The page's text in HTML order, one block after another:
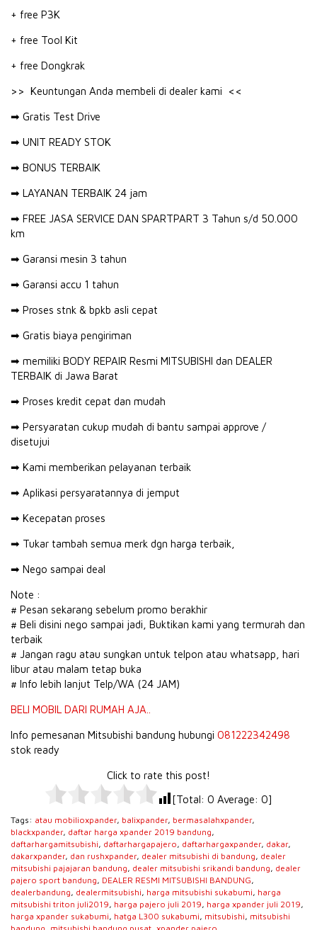
+ free P3K
+ free Tool Kit
+ free Dongkrak
>> Keuntungan Anda membeli di dealer kami <<
➡ Gratis Test Drive
➡ UNIT READY STOK
➡ BONUS TERBAIK
➡ LAYANAN TERBAIK 24 jam
➡ FREE JASA SERVICE DAN SPARTPART 3 Tahun s/d 50.000
km
➡ Garansi mesin 3 tahun
➡ Garansi accu 1 tahun
➡ Proses stnk & bpkb asli cepat
➡ Gratis biaya pengiriman
➡ memiliki BODY REPAIR Resmi MITSUBISHI dan DEALER
TERBAIK di Jawa Barat
➡ Proses kredit cepat dan mudah
➡ Persyaratan cukup mudah di bantu sampai approve /
disetujui
➡ Kami memberikan pelayanan terbaik
➡ Aplikasi persyaratannya di jemput
➡ Kecepatan proses
➡ Tukar tambah semua merk dgn harga terbaik,
➡ Nego sampai deal
Note :
# Pesan sekarang sebelum promo berakhir
# Beli disini nego sampai jadi, Buktikan kami yang termurah dan
terbaik
# Jangan ragu atau sungkan untuk telpon atau whatsapp, hari
libur atau malam tetap buka
# Info lebih lanjut Telp/WA (24 JAM)
BELI MOBIL DARI RUMAH AJA..
Info pemesanan Mitsubishi bandung hubungi 081222342498
stok ready
Click to rate this post!
[Total: 0 Average: 0]
Tags: atau mobilioxpander, balixpander, bermasalahxpander,
blackxpander, daftar harga xpander 2019 bandung,
daftarhargamitsubishi, daftarhargapajero, daftarhargaxpander, dakar,
dakarxpander, dan rushxpander, dealer mitsubishi di bandung, dealer
mitsubishi pajajaran bandung, dealer mitsubishi srikandi bandung, dealer
pajero sport bandung, DEALER RESMI MITSUBISHI BANDUNG,
dealerbandung, dealermitsubishi, harga mitsubishi sukabumi, harga
mitsubishi triton juli2019, harga pajero juli 2019, harga xpander juli 2019,
harga xpander sukabumi, hatga L300 sukabumi, mitsubishi, mitsubishi